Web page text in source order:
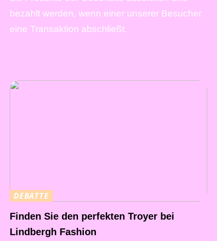
bezahlt werden, wenn einer unserer Besucher
eine Transaktion abschließt.
DEBATTE
Finden Sie den perfekten Troyer bei
Lindbergh Fashion